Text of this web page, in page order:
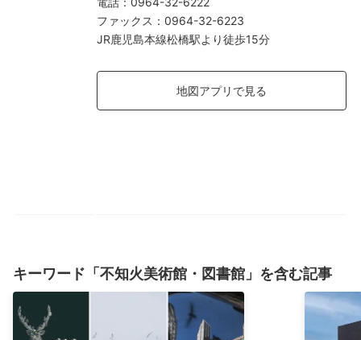
ファックス ： 0964-32-6223
JR鹿児島本線松橋駅より徒歩15分
地図アプリで見る
キーワード「不知火美術館・図書館」を含む記事